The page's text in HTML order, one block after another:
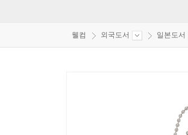
웰컴 외국도서 일본도서